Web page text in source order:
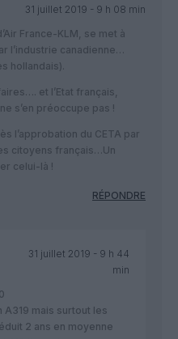
31 juillet 2019 - 9 h 08 min
France-KLM, se met à
l’industrie canadienne…
hollandais).
et l’Etat français,
s’en préoccupe pas !
l’approbation du CETA par
citoyens français…Un
celui-là !
RÉPONDRE
31 juillet 2019 - 9 h 44
min
A319 mais surtout les
2 ans en moyenne